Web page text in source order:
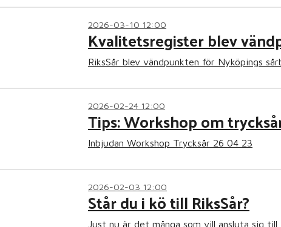
2026-03-10 12:00
Kvalitetsregister blev
RiksSår blev vändpunkten för Nyköpings
2026-02-24 12:00
Tips: Workshop om
Inbjudan Workshop Trycksår 26 04 23
2026-02-03 12:00
Står du i kö till RiksSår?
Just nu är det många som vill ansluta sig